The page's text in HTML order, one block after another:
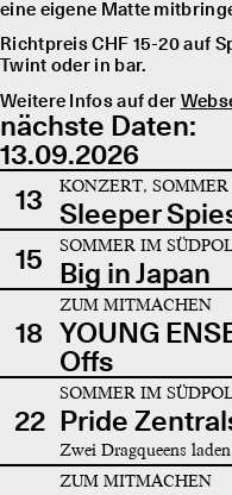
eine eigene Matte
Richtpreis CHF 15-20 auf
Twint oder in bar.
Weitere Infos auf der
nächste Daten:
13.09.2026
13
KONZERT,
Sleeper
15
SOMMER IM
Big in Japan
18
ZUM MITMACHEN
YOUNG
Offs
22
SOMMER IM
Pride
Zwei Dragqueens
ZUM MITMACHEN